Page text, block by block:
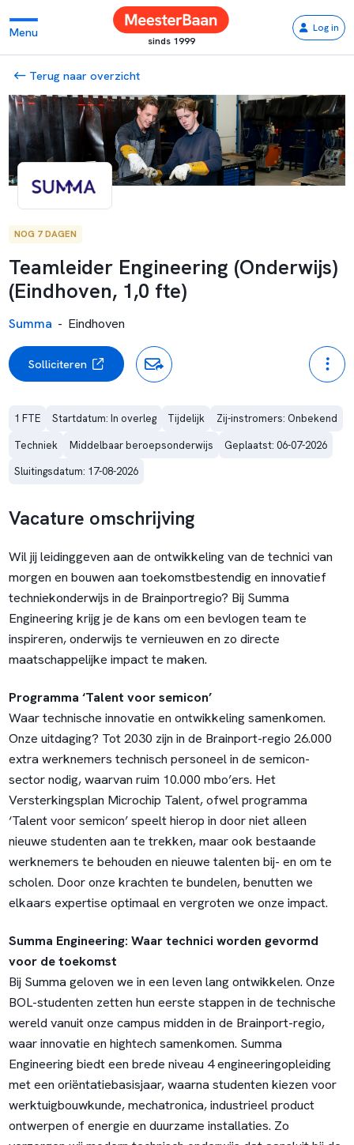
Menu
sinds 1999
Log in
Terug naar overzicht
NOG 7 DAGEN
Teamleider Engineering (Onderwijs)
(Eindhoven, 1,0 fte)
Summa - Eindhoven
Solliciteren
1 FTE Startdatum: In overleg Tijdelijk
Zij-instromers: Onbekend
Techniek
Middelbaar beroepsonderwijs
Geplaatst: 06-07-2026
Sluitingsdatum: 17-08-2026
Vacature omschrijving
Wil jij leidinggeven aan de ontwikkeling van de technici van
morgen en bouwen aan toekomstbestendig en innovatief
techniekonderwijs in de Brainportregio? Bij Summa
Engineering krijg je de kans om een bevlogen team te
inspireren, onderwijs te vernieuwen en zo directe
maatschappelijke impact te maken.
Programma ‘Talent voor semicon’
Waar technische innovatie en ontwikkeling samenkomen.
Onze uitdaging? Tot 2030 zijn in de Brainport-regio 26.000
extra werknemers technisch personeel in de semicon-
sector nodig, waarvan ruim 10.000 mbo’ers. Het
Versterkingsplan Microchip Talent, ofwel programma
‘Talent voor semicon’ speelt hierop in door niet alleen
nieuwe studenten aan te trekken, maar ook bestaande
werknemers te behouden en nieuwe talenten bij- en om te
scholen. Door onze krachten te bundelen, benutten we
elkaars expertise optimaal en vergroten we onze impact.
Summa Engineering: Waar technici worden gevormd
voor de toekomst
Bij Summa geloven we in een leven lang ontwikkelen. Onze
BOL-studenten zetten hun eerste stappen in de technische
wereld vanuit onze campus midden in de Brainport-regio,
waar innovatie en hightech samenkomen. Summa
Engineering biedt een brede niveau 4 engineeringopleiding
met een oriëntatiebasisjaar, waarna studenten kiezen voor
werktuigbouwkunde, mechatronica, industrieel product
ontwerpen of energie en duurzame installaties. Zo